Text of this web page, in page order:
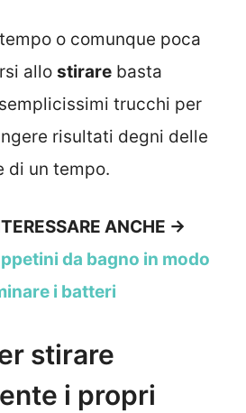
o comunque poca
allo stirare basta
trucchi per
risultati degni delle
di un tempo.
ANCHE ->
da bagno in modo
i batteri
stirare
i propri